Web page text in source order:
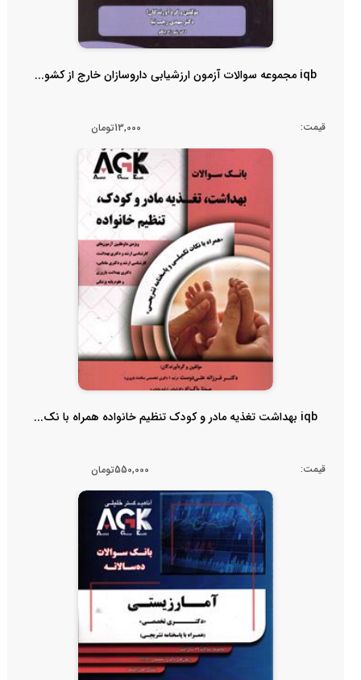
iqb مجموعه سوالات آزمون ارزشیابی داروسازان خارج از کشو...
قیمت: 13,000تومان
iqb بهداشت تغذیه مادر و کودک تنظیم خانواده همراه با نک...
قیمت: 550,000تومان